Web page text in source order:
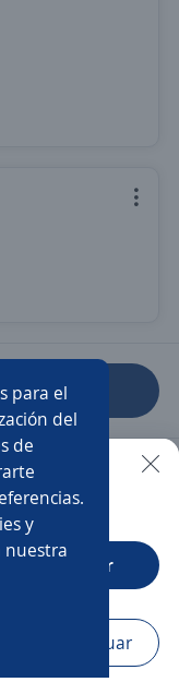
para el
del
de
y
nuestra
Favoritos
Siguiente
Avísame
hotel
app
Abrir
Continuar